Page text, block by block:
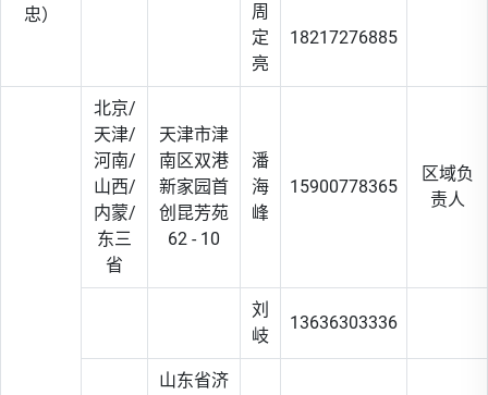
忠）
周
定
亮
18217276885
北京/
天津/
河南/
山西/
内蒙/
东三
省
天津市津
南区双港
新家园首
创昆芳苑
62 - 10
潘
海
峰
15900778365
区域负
责人
刘
岐
13636303336
山东省济